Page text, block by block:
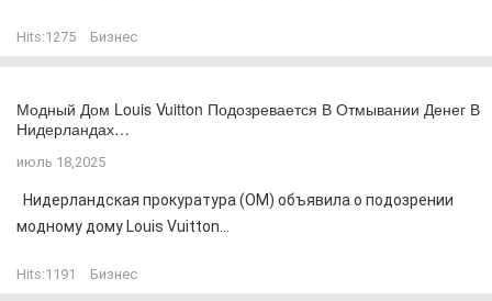
Hits:1275 Бизнес
Модный Дом Louis Vuitton Подозревается В Отмывании Денег В
Нидерландах…
июль 18,2025
Нидерландская прокуратура (OM) объявила о подозрении
модному дому Louis Vuitton...
Hits:1191 Бизнес